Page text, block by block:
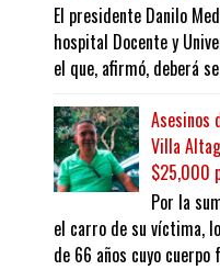
El presidente Danilo
hospital Docente y
el que, afirmó, deberá
Asesinos
Villa
$25,000
Por la
el carro de su víctima,
de 66 años cuyo cuerpo